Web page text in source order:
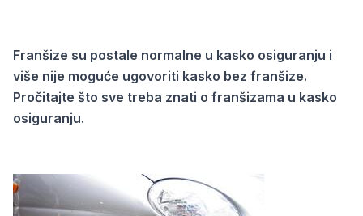
Franšize su postale normalne u kasko osiguranju i
više nije moguće ugovoriti kasko bez franšize.
Pročitajte što sve treba znati o franšizama u kasko
osiguranju.